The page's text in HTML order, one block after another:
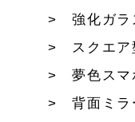
強化ガラ
スクエ
夢色ス
背面ミラ